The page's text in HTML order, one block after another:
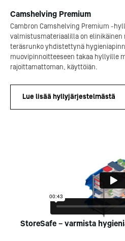
Camshelving Premium
Cambron Camshelving Premium -
valmistusmateriaalilla on
teräsrunko yhdistettynä
muovipinnoitteeseen takaa hyllyille
rajoittamattoman, käyttöiän.
Lue lisää hyllyjärjestelmästä
StoreSafe – varmista